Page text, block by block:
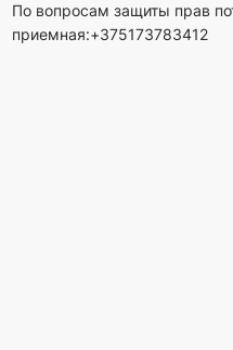
По вопросам защиты прав
приемная:+375173783412